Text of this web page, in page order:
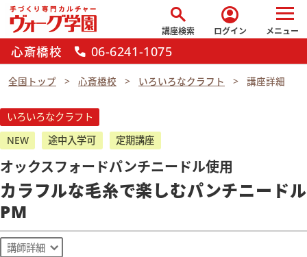
search
講座検索
account_circle
ログイン メニュー
心斎橋校 call 06-6241-1075
全国トップ 心斎橋校 いろいろなクラフト 講座詳細
いろいろなクラフト
NEW
途中入学可 定期講座
オックスフォードパンチニードル使用
カラフルな毛糸で楽しむパンチニードル
PM
講師詳細